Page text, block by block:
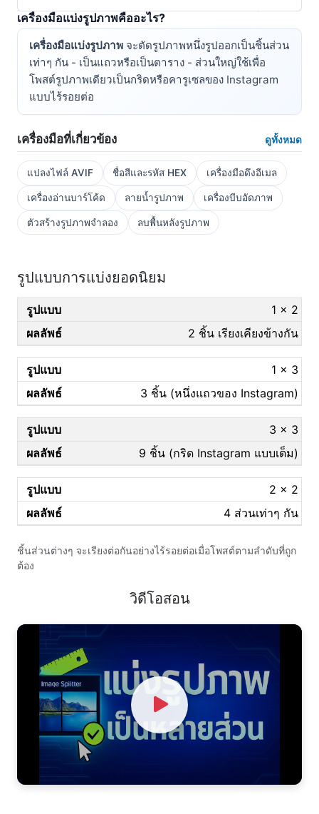
เครื่องมือแบ่งรูปภาพคืออะไร?
เครื่องมือแบ่งรูปภาพ จะตัดรูปภาพหนึ่งรูปออกเป็นชิ้นส่วน
เท่าๆ กัน - เป็นแถวหรือเป็นตาราง - ส่วนใหญ่ใช้เพื่อ
โพสต์รูปภาพเดียวเป็นกริดหรือคารูเซลของ Instagram
แบบไร้รอยต่อ
เครื่องมือที่เกี่ยวข้อง ดูทั้งหมด
แปลงไฟล์ AVIF ชื่อสีและรหัส HEX เครื่องมือดึงอีเมล
เครื่องอ่านบาร์โค้ด ลายน้ำรูปภาพ เครื่องบีบอัดภาพ
ตัวสร้างรูปภาพจำลอง ลบพื้นหลังรูปภาพ
รูปแบบการแบ่งยอดนิยม
1 × 2
2 ชิ้น เรียงเคียงข้างกัน
1 × 3
3 ชิ้น (หนึ่งแถวของ Instagram)
3 × 3
9 ชิ้น (กริด Instagram แบบเต็ม)
2 × 2
4 ส่วนเท่าๆ กัน
ชิ้นส่วนต่างๆ จะเรียงต่อกันอย่างไร้รอยต่อเมื่อโพสต์ตามลำดับที่ถูก
ต้อง
วิดีโอสอน
Watch Video